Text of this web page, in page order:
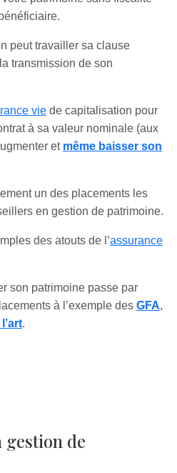
peut travailler sa clause
transmission de son
vie de capitalisation pour
à sa valeur nominale (aux
et même baisser son
un des placements les
en gestion de patrimoine.
des atouts de l’assurance
son patrimoine passe par
à l’exemple des GFA,
.
gestion de